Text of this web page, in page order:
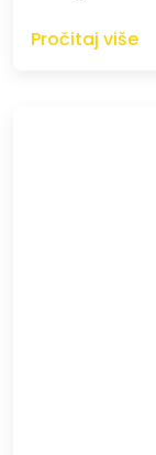
Pročitaj više